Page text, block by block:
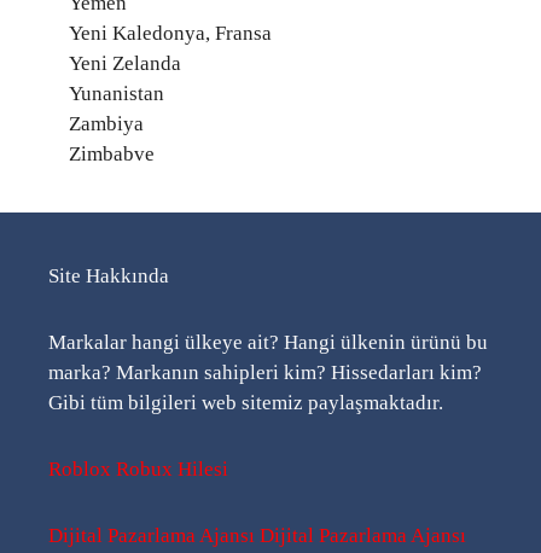
Yeni Kaledonya, Fransa
Yeni Zelanda
Yunanistan
Zambiya
Zimbabve
Site Hakkında
Markalar hangi ülkeye ait? Hangi ülkenin ürünü bu
marka? Markanın sahipleri kim? Hissedarları kim?
Gibi tüm bilgileri web sitemiz paylaşmaktadır.
Roblox Robux Hilesi
Dijital Pazarlama Ajansı Dijital Pazarlama Ajansı